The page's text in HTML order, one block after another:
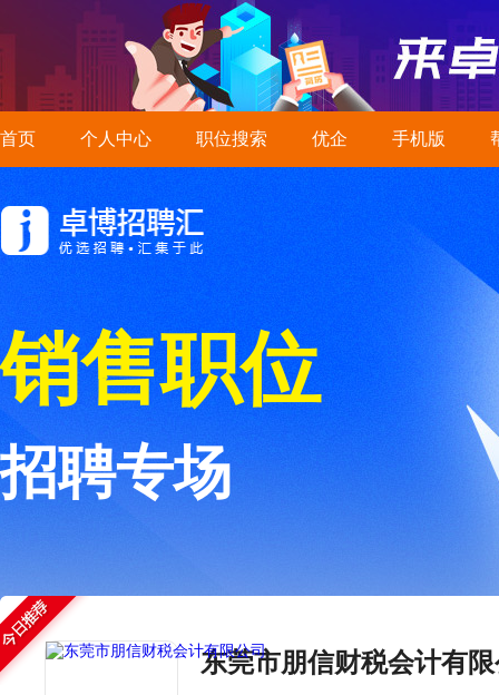
首页 个人中心 职位搜索 优企 手机版
销售职位
招聘专场
东莞市朋信财税会计有